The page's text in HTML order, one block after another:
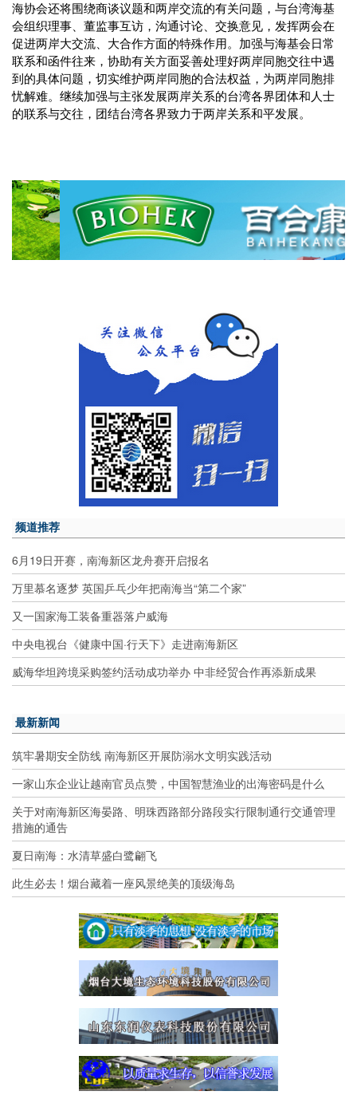
海协会还将围绕商谈议题和两岸交流的有关问题，与台湾海基
会组织理事、董监事互访，沟通讨论、交换意见，发挥两会在
促进两岸大交流、大合作方面的特殊作用。加强与海基会日常
联系和函件往来，协助有关方面妥善处理好两岸同胞交往中遇
到的具体问题，切实维护两岸同胞的合法权益，为两岸同胞排
忧解难。继续加强与主张发展两岸关系的台湾各界团体和人士
的联系与交往，团结台湾各界致力于两岸关系和平发展。
频道推荐
6月19日开赛，南海新区龙舟赛开启报名
万里慕名逐梦 英国乒乓少年把南海当“第二个家”
又一国家海工装备重器落户威海
中央电视台《健康中国·行天下》走进南海新区
威海华坦跨境采购签约活动成功举办 中非经贸合作再添新成果
最新新闻
筑牢暑期安全防线 南海新区开展防溺水文明实践活动
一家山东企业让越南官员点赞，中国智慧渔业的出海密码是什么
关于对南海新区海晏路、明珠西路部分路段实行限制通行交通管理
措施的通告
夏日南海：水清草盛白鹭翩飞
此生必去！烟台藏着一座风景绝美的顶级海岛